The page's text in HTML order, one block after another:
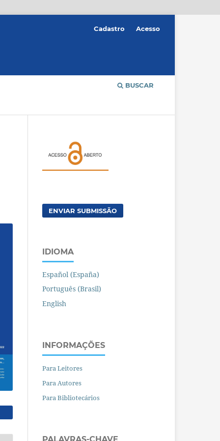
BUSCAR
Cadastro Acesso
ENVIAR SUBMISSÃO
IDIOMA
Español (España)
Português (Brasil)
English
INFORMAÇÕES
Para Leitores
Para Autores
Para Bibliotecários